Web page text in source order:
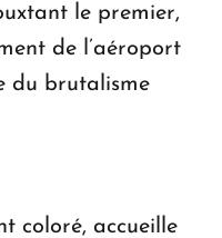
le premier,
de l’aéroport
du brutalisme
coloré, accueille